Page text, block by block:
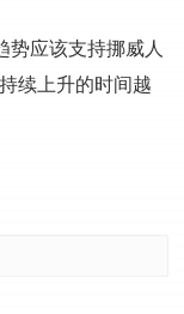
势应该支持挪威人
续上升的时间越